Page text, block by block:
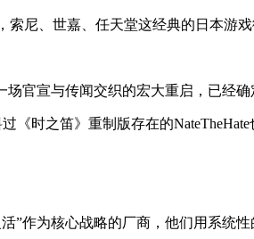
尼、世嘉、任天堂这经典的日本游戏
官宣与传闻交织的宏大重启，已经确
时之笛》重制版存在的NateTheHate
为核心战略的厂商，他们用系统性